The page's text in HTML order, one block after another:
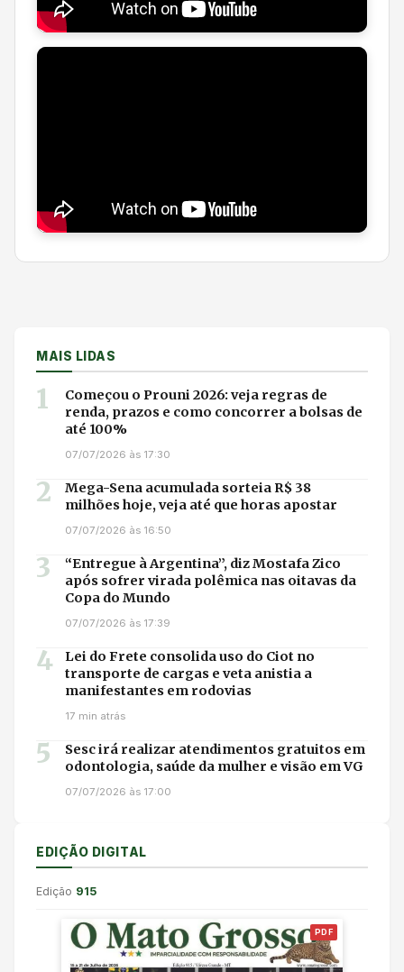
MAIS LIDAS
1
Começou o Prouni 2026: veja regras de
renda, prazos e como concorrer a bolsas de
até 100%
07/07/2026 às 17:30
2
Mega-Sena acumulada sorteia R$ 38
milhões hoje, veja até que horas apostar
07/07/2026 às 16:50
3
“Entregue à Argentina”, diz Mostafa Zico
após sofrer virada polêmica nas oitavas da
Copa do Mundo
07/07/2026 às 17:39
4
Lei do Frete consolida uso do Ciot no
transporte de cargas e veta anistia a
manifestantes em rodovias
17 min atrás
5
Sesc irá realizar atendimentos gratuitos em
odontologia, saúde da mulher e visão em VG
07/07/2026 às 17:00
EDIÇÃO DIGITAL
Edição 915
PDF